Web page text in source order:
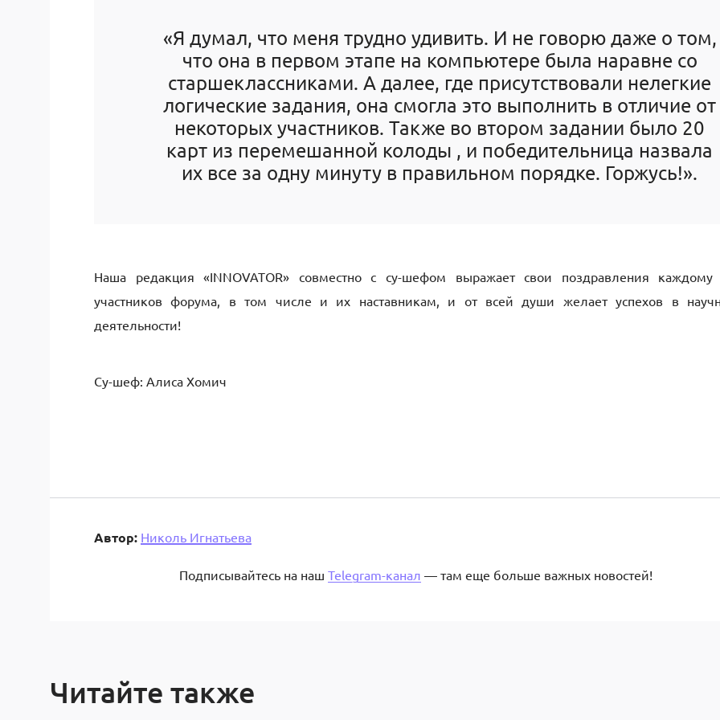
«Я думал, что меня трудно удивить. И не говорю даже о том,
что она в первом этапе на компьютере была наравне со
старшеклассниками. А далее, где присутствовали нелегкие
логические задания, она смогла это выполнить в отличие от
некоторых участников. Также во втором задании было 20
карт из перемешанной колоды , и победительница назвала
их все за одну минуту в правильном порядке. Горжусь!».
Наша редакция «INNOVATOR» совместно с су-шефом выражает свои поздравления каждому
участников форума, в том числе и их наставникам, и от всей души желает успехов в
деятельности!
Су-шеф: Алиса Хомич
Автор: Николь Игнатьева
Подписывайтесь на наш Telegram-канал — там еще больше важных новостей!
Читайте также